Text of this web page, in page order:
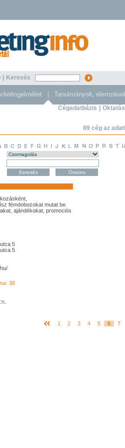
Keresés
Cégadatbázis Oktatás
89 cég az
fémdobozokat mutat be.
ajándékokat, promociós
5
5
38
1
2 3 4 5 6 7